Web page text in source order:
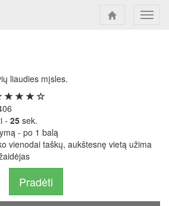
liaudies mįsles.
- 25 sek.
- po 1 balą
vienodai taškų, aukštesnę vietą užima
Pradėti